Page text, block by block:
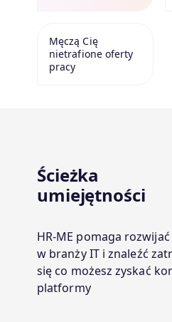
Męczą Cię
nietrafione oferty
pracy
Ścieżka
umiejętności
HR-ME pomaga
w branży IT i znaleźć
się co możesz zyskać
platformy